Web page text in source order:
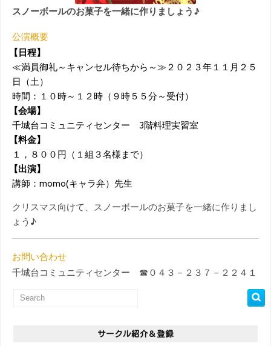
スノーボールのお菓子を一緒に作りましょう♪
公演概要
【日程】
≪満員御礼～キャンセル待ちから～≫２０２３年１１月２５
日（土）
時間：１０時～１２時（９時５５分～受付）
【会場】
千城台コミュニティセンター 3階料理実習室
【料金】
１，８００円（１組３名様まで）
【出演】
講師：momo(キャラ弁）先生
クリスマス向けて、スノーボールのお菓子を一緒に作りまし
ょう♪
お問い合わせ
千城台コミュニティセンター ☎０４３－２３７－２２４１
サークル紹介＆登録